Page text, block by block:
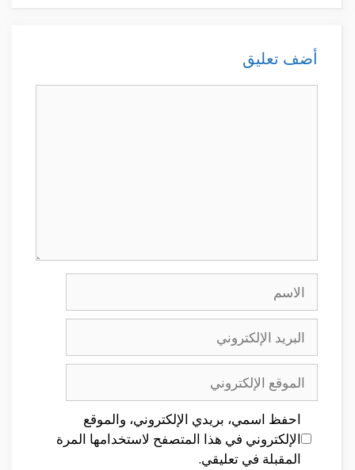
أضف تعليق
الاسم
البريد
الإلكتروني
الموقع
الإلكتروني
احفظ اسمي، بريدي الإلكتروني، والموقع
الإلكتروني في هذا المتصفح لاستخدامها المرة
المقبلة في تعليقي.